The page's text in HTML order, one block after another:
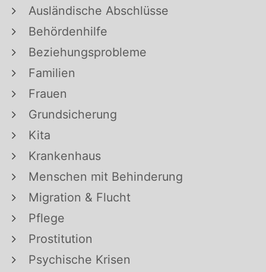
Ausländische Abschlüsse
Behördenhilfe
Beziehungsprobleme
Familien
Frauen
Grundsicherung
Kita
Krankenhaus
Menschen mit Behinderung
Migration & Flucht
Pflege
Prostitution
Psychische Krisen